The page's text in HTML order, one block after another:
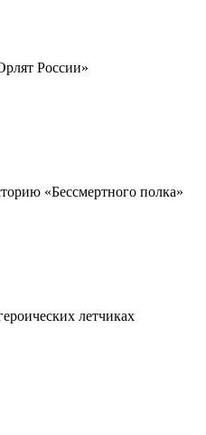
России»
«Бессмертного полка»
летчиках